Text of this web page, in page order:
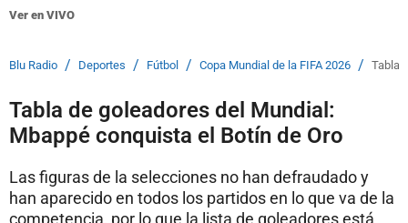
Ver en VIVO
Blu Radio / Deportes / Fútbol / Copa Mundial de la FIFA 2026 / Tabla
Tabla de goleadores del Mundial:
Mbappé conquista el Botín de Oro
Las figuras de la selecciones no han defraudado y
han aparecido en todos los partidos en lo que va de la
competencia, por lo que la lista de goleadores está